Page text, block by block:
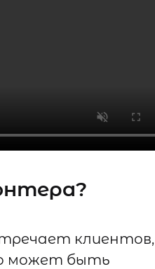
клиентов,
может быть